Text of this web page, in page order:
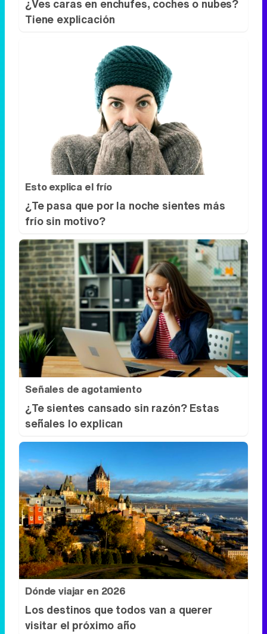
¿Ves caras en enchufes, coches o nubes?
Tiene explicación
Esto explica el frío
¿Te pasa que por la noche sientes más
frío sin motivo?
Señales de agotamiento
¿Te sientes cansado sin razón? Estas
señales lo explican
Dónde viajar en 2026
Los destinos que todos van a querer
visitar el próximo año